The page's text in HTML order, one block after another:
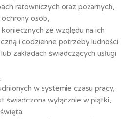
ratowniczych oraz pożarnych,
ochrony osób,
ze względu na ich
i codzienne potrzeby ludności
zakładach świadczących usługi
w systemie czasu pracy,
świadczona wyłącznie w piątki,